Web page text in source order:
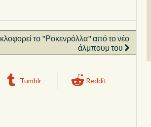
το "Ροκενρόλλα" από το νέο
άλμπουμ του
Tumblr Reddit